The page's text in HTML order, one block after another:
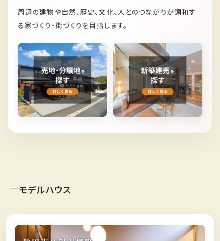
周辺の建物や自然、歴史、文化、人とのつながりが調和す
る家づくり・街づくりを目指します。
モデルハウス